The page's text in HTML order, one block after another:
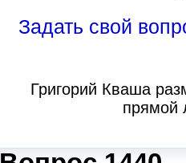
Задать свой
Григорий Кваша
прямой